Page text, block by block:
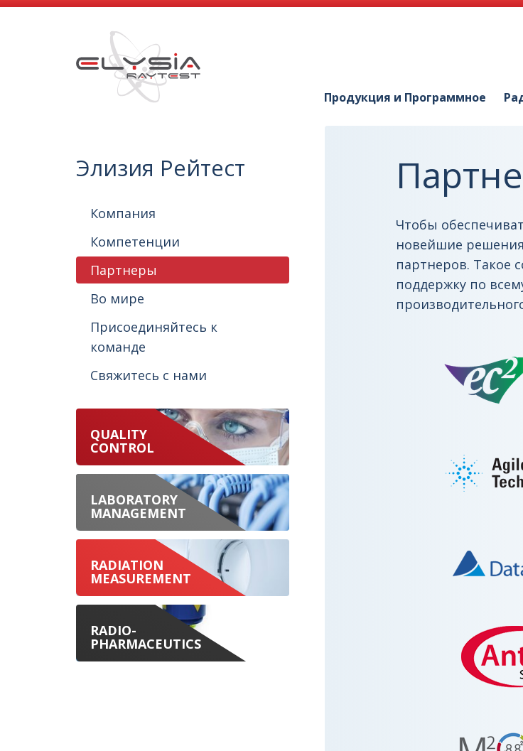
Продукция и Программное
Элизия Рейтест
Компания
Компетенции
Партнеры
Во мире
Присоединяйтесь к
команде
Свяжитесь с нами
QUALITY
CONTROL
LABORATORY
MANAGEMENT
RADIATION
MEASUREMENT
RADIO-
PHARMACEUTICS
Чтобы
новейшие
партнеров. Такое
поддержку по